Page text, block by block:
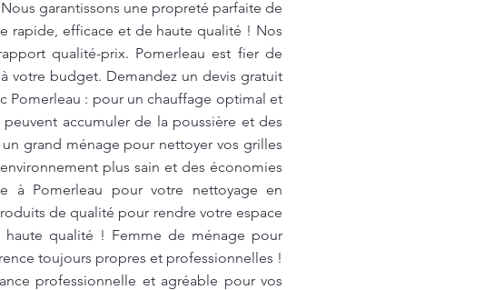
garantissons une propreté parfaite de
rapide, efficace et de haute qualité ! Nos
qualité-prix. Pomerleau est fier de
votre budget. Demandez un devis gratuit
Pomerleau : pour un chauffage optimal et
accumuler de la poussière et des
grand ménage pour nettoyer vos grilles
plus sain et des économies
à Pomerleau pour votre nettoyage en
de qualité pour rendre votre espace
qualité ! Femme de ménage pour
toujours propres et professionnelles !
professionnelle et agréable pour vos